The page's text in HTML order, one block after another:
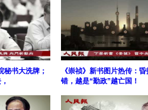
秘书大洗牌；
《崇祯》新书图片热传：
错，越是“勤政”越亡国！